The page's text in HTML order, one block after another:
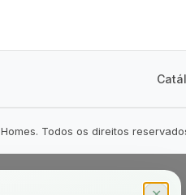
Todos os direitos